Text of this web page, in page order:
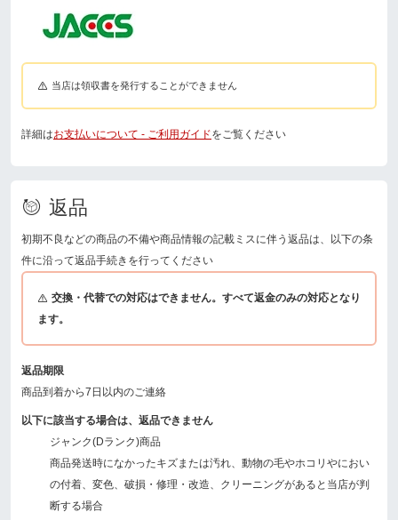
当店は領収書を発行することができません
詳細はお支払いについて - ご利用ガイドをご覧ください
返品
初期不良などの商品の不備や商品情報の記載ミスに伴う返品は、以下の条
件に沿って返品手続きを行ってください
交換・代替での対応はできません。すべて返金のみの対応となり
ます。
返品期限
商品到着から7日以内のご連絡
以下に該当する場合は、返品できません
ジャンク(Dランク)商品
商品発送時になかったキズまたは汚れ、動物の毛やホコリやにおい
の付着、変色、破損・修理・改造、クリーニングがあると当店が判
断する場合